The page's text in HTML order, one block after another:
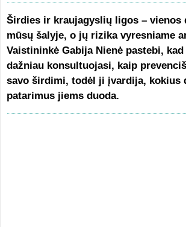
Širdies ir kraujagyslių ligos – vienos
mūsų šalyje, o jų rizika vyresniame
Vaistininkė Gabija Nienė pastebi,
dažniau konsultuojasi, kaip
savo širdimi, todėl ji įvardija, kokius
patarimus jiems duoda.